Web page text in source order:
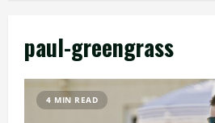
paul-greengrass
4 MIN READ